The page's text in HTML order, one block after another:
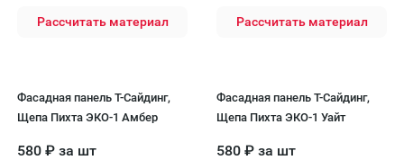
Рассчитать материал Рассчитать материал
Фасадная панель T-Сайдинг,
Щепа Пихта ЭКО-1 Амбер
580 ₽ за шт
Фасадная панель T-Сайдинг,
Щепа Пихта ЭКО-1 Уайт
580 ₽ за шт